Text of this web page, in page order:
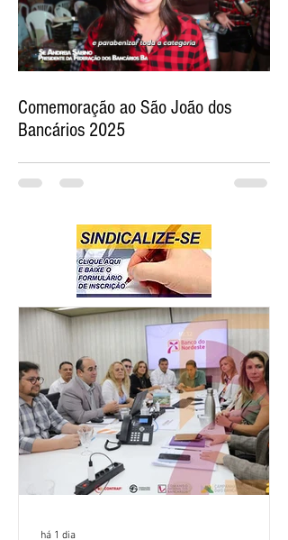
Comemoração ao São João dos
Bancários 2025
há 1 dia